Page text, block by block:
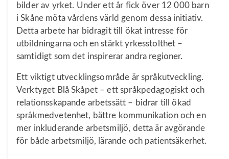
bilder av yrket. Under ett år fick över 12 000 barn
i Skåne möta vårdens värld genom dessa initiativ.
Detta arbete har bidragit till ökat intresse för
utbildningarna och en stärkt yrkesstolthet –
samtidigt som det inspirerar andra regioner.
Ett viktigt utvecklingsområde är språkutveckling.
Verktyget Blå Skåpet – ett språkpedagogiskt och
relationsskapande arbetssätt – bidrar till ökad
språkmedvetenhet, bättre kommunikation och en
mer inkluderande arbetsmiljö, detta är avgörande
för både arbetsmiljö, lärande och patientsäkerhet.